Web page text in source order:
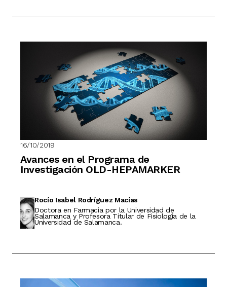
16/10/2019
Avances en el Programa de
Investigación OLD-HEPAMARKER
Rocío Isabel Rodríguez Macías
Doctora en Farmacia por la Universidad de
Salamanca y Profesora Titular de Fisiología de la
Universidad de Salamanca.